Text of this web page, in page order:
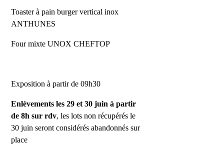
Toaster à pain burger vertical inox
ANTHUNES
Four mixte UNOX CHEFTOP
Exposition à partir de 09h30
Enlèvements les 29 et 30 juin à partir
de 8h sur rdv, les lots non récupérés le
30 juin seront considérés abandonnés sur
place